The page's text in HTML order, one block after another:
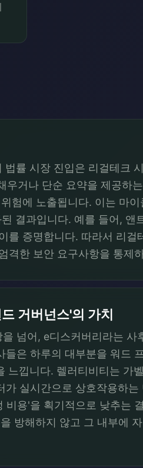
률 시장 진입은 리걸테크
거나 단순 요약을 제공하
험에 노출됩니다. 이는 마
결과입니다. 예를 들어, 앤
를 증명합니다. 따라서 리
격한 보안 요구사항을 통제
거버넌스'의 가치
넘어, e디스커버리라는
은 하루의 대부분을 워드
느낍니다. 렐러티비티는 가
실시간으로 상호작용하
용'을 획기적으로 낮추는
방해하지 않고 그 내부에